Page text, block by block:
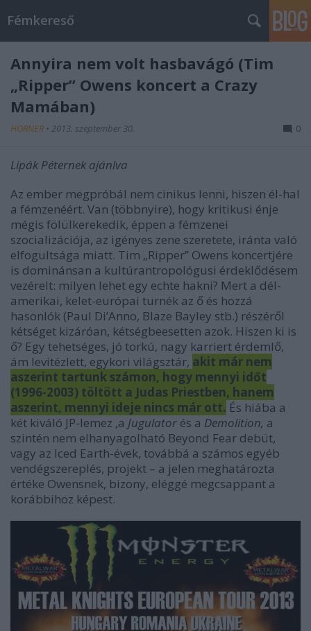
Fémkereső
Annyira nem volt hasbavágó (Tim
„Ripper” Owens koncert a Crazy
Mamában)
HORNER • 2013. szeptember 30. 0
Lipák Péternek ajánlva
Az ember megpróbál nem cinikus lenni, hiszen él-hal
a fémzenéért. Van (többnyire), hogy kritikusi énje
mégis fölülkerekedik, éppen a fémzenei
szocializációja, az igényes zene szeretete, iránta való
elfogultsága miatt. Tim „Ripper” Owens koncertjére
is dominánsan a kultúrantropológusi érdeklődésem
vezérelt: milyen lehet egy echte hakni? Mert a dél-
amerikai, kelet-európai turnék az ő és hozzá
hasonlók (Paul Di’Anno, Blaze Bayley stb.) részéről
kétséget kizáróan, kétségbeesetten azok. Hiszen ki is
ő? Egy tehetséges, jó torkú, nagy karriert érdemlő,
ám levitézlett, egykori világsztár, akit már nem
aszerint tartunk számon, hogy mennyi időt
(1996-2003) töltött a Judas Priestben, hanem
aszerint, mennyi ideje nincs már ott. És hiába a
két kiváló JP-lemez ,a Jugulator és a Demolition, a
szintén nem elhanyagolható Beyond Fear debüt,
vagy az Iced Earth-évek, továbbá a számos egyéb
vendégszereplés, projekt – a jelen meghatározta
értéke Owensnek, bizony, eléggé megcsappant a
korábbihoz képest.